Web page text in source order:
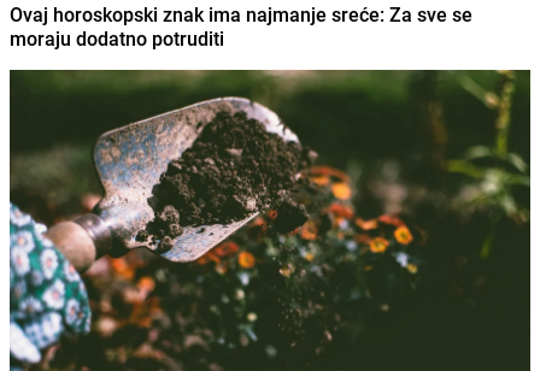
Ovaj horoskopski znak ima najmanje sreće: Za sve se
moraju dodatno potruditi